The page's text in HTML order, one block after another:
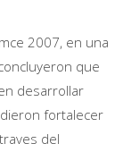
2007, en una
que
desarrollar
fortalecer
del